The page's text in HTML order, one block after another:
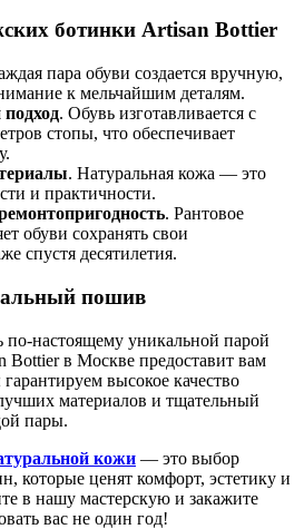
ботинки Artisan Bottier
пара обуви создается вручную,
к мельчайшим деталям.
. Обувь изготавливается с
стопы, что обеспечивает
. Натуральная кожа — это
и практичности.
. Рантовое
обуви сохранять свои
спустя десятилетия.
пошив
по-настоящему уникальной парой
Bottier в Москве предоставит вам
высокое качество
материалов и тщательный
пары.
кожи — это выбор
которые ценят комфорт, эстетику и
в нашу мастерскую и закажите
вас не один год!